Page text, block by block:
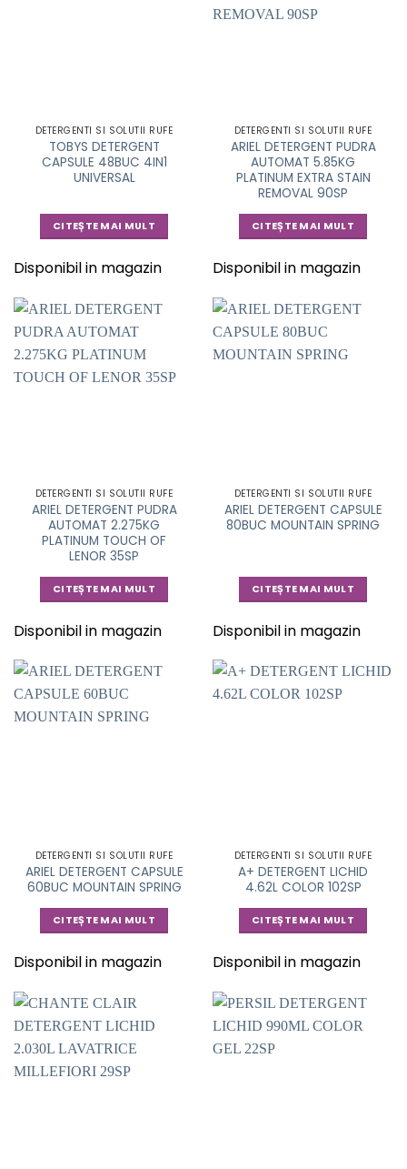
DETERGENTI SI SOLUTII RUFE
TOBYS DETERGENT
CAPSULE 48BUC 4IN1
UNIVERSAL
CITEȘTE MAI MULT
Disponibil in magazin
DETERGENTI SI SOLUTII RUFE
ARIEL DETERGENT PUDRA
AUTOMAT 5.85KG
PLATINUM EXTRA STAIN
REMOVAL 90SP
CITEȘTE MAI MULT
Disponibil in magazin
DETERGENTI SI SOLUTII RUFE
ARIEL DETERGENT PUDRA
AUTOMAT 2.275KG
PLATINUM TOUCH OF
LENOR 35SP
CITEȘTE MAI MULT
Disponibil in magazin
DETERGENTI SI SOLUTII RUFE
ARIEL DETERGENT CAPSULE
80BUC MOUNTAIN SPRING
CITEȘTE MAI MULT
Disponibil in magazin
DETERGENTI SI SOLUTII RUFE
ARIEL DETERGENT CAPSULE
60BUC MOUNTAIN SPRING
CITEȘTE MAI MULT
Disponibil in magazin
DETERGENTI SI SOLUTII RUFE
A+ DETERGENT LICHID
4.62L COLOR 102SP
CITEȘTE MAI MULT
Disponibil in magazin